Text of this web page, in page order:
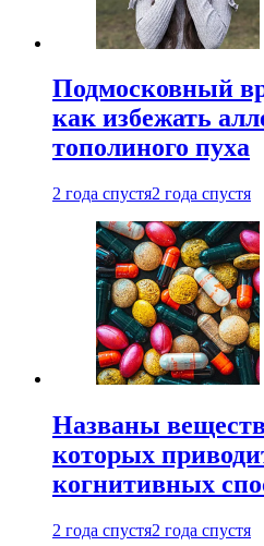
Подмосковный
как избежать
тополиного пуха
2 года спустя2 года спустя
Названы
которых
когнитивных
2 года спустя2 года спустя